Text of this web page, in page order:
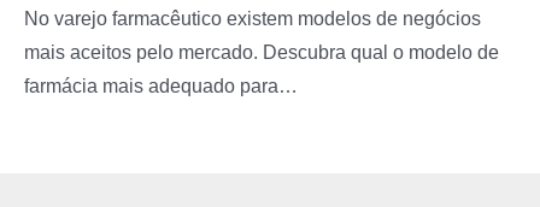
No varejo farmacêutico existem modelos de negócios
mais aceitos pelo mercado. Descubra qual o modelo de
farmácia mais adequado para…